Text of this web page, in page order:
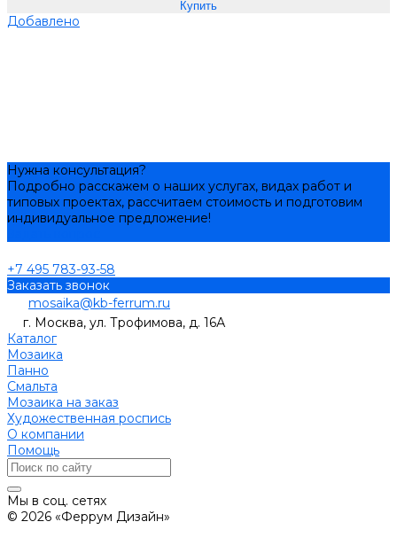
Добавлено
Нужна консультация?
Подробно расскажем о наших услугах, видах работ и
типовых проектах, рассчитаем стоимость и подготовим
индивидуальное предложение!
+7 495 783-93-58
Заказать звонок
mosaika@kb-ferrum.ru
г. Москва, ул. Трофимова, д. 16А
Каталог
Мозаика
Панно
Смальта
Мозаика на заказ
Художественная роспись
О компании
Помощь
Мы в соц. сетях
© 2026 «Феррум Дизайн»